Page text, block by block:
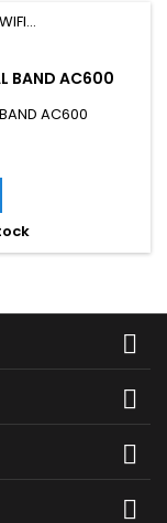
BAND AC600
AC600



